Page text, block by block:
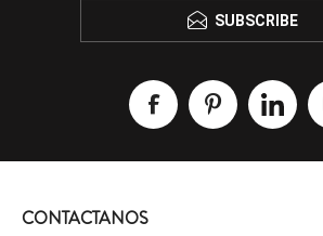
SUBSCRIBE
CONTACTANOS